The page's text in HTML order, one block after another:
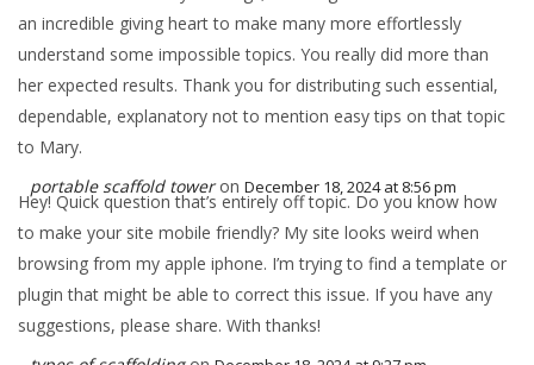
an incredible giving heart to make many more effortlessly
understand some impossible topics. You really did more than
her expected results. Thank you for distributing such essential,
dependable, explanatory not to mention easy tips on that topic
to Mary.
portable scaffold tower on December 18, 2024 at 8:56 pm
Hey! Quick question that’s entirely off topic. Do you know how
to make your site mobile friendly? My site looks weird when
browsing from my apple iphone. I’m trying to find a template or
plugin that might be able to correct this issue. If you have any
suggestions, please share. With thanks!